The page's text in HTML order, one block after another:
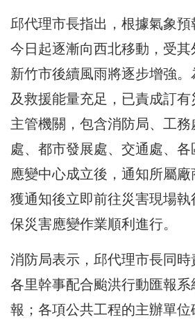
邱代理市長指出，根據氣象
今日起逐漸向西北移動，受其
新竹市後續風雨將逐步增強
及救援能量充足，已責成訂
主管機關，包含消防局、工
處、都市發展處、交通處、
應變中心成立後，通知所屬
獲通知後立即前往災害現場
保災害應變作業順利進行。
消防局表示，邱代理市長同時
各里幹事配合颱洪行動匯報
報；各項公共工程的主辦單位